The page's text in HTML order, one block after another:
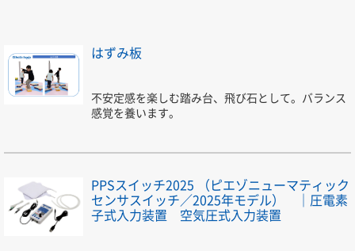
はずみ板
不安定感を楽しむ踏み台、飛び石として。バランス
感覚を養います。
PPSスイッチ2025 （ピエゾニューマティック
センサスイッチ／2025年モデル） ｜圧電素
子式入力装置 空気圧式入力装置